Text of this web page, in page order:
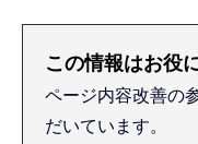
この情報はお役
ページ内容改善の
だいています。